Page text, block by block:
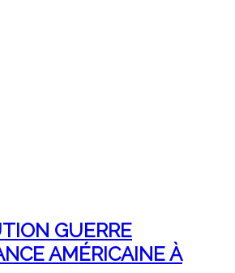
GUERRE
AMÉRICAINE À